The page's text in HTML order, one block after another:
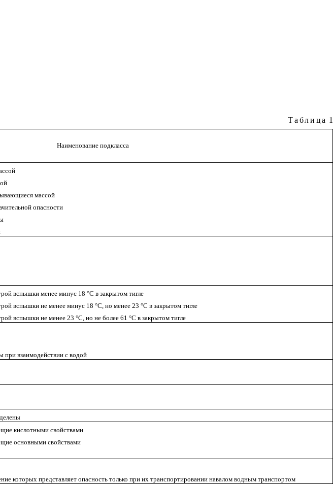
Таблица 1
Наименование подкласса
массой
опасности
вспышки менее минус 18 °С в закрытом тигле
вспышки не менее минус 18 °С, но менее 23 °С в закрытом тигле
вспышки не менее 23 °С, но не более 61 °С в закрытом тигле
взаимодействии с водой
кислотными свойствами
основными свойствами
которых представляет опасность только при их транспортировании навалом водным транспортом